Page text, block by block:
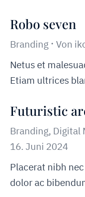
Robo seven
Branding Von
Netus et
Etiam ultrices
Futuristic
Branding, Digital
16. Juni 2024
Placerat nibh
dolor ac